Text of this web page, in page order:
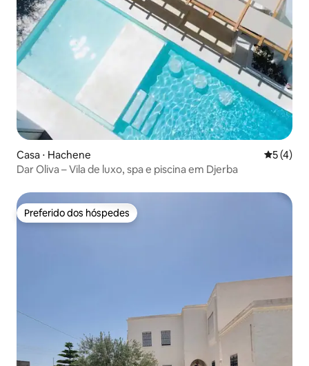
Casa ⋅ Hachene 5 de
5 (4)
Dar Oliva – Vila de luxo, spa e piscina em Djerba
Preferido dos hóspedes
Preferido dos hóspedes